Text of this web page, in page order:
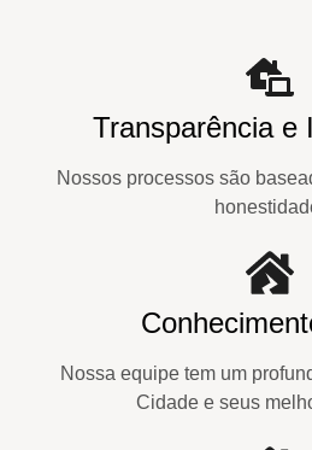
Transparência e
Nossos processos são
Nossa equipe tem um
Cidade e seus